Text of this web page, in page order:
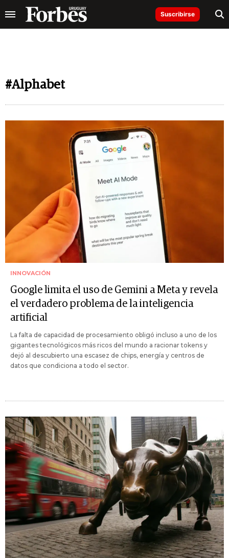
Suscribirse
#Alphabet
INNOVACIÓN
Google limita el uso de Gemini a Meta y revela
el verdadero problema de la inteligencia
artificial
La falta de capacidad de procesamiento obligó incluso a uno de los
gigantes tecnológicos más ricos del mundo a racionar tokens y
dejó al descubierto una escasez de chips, energía y centros de
datos que condiciona a todo el sector.